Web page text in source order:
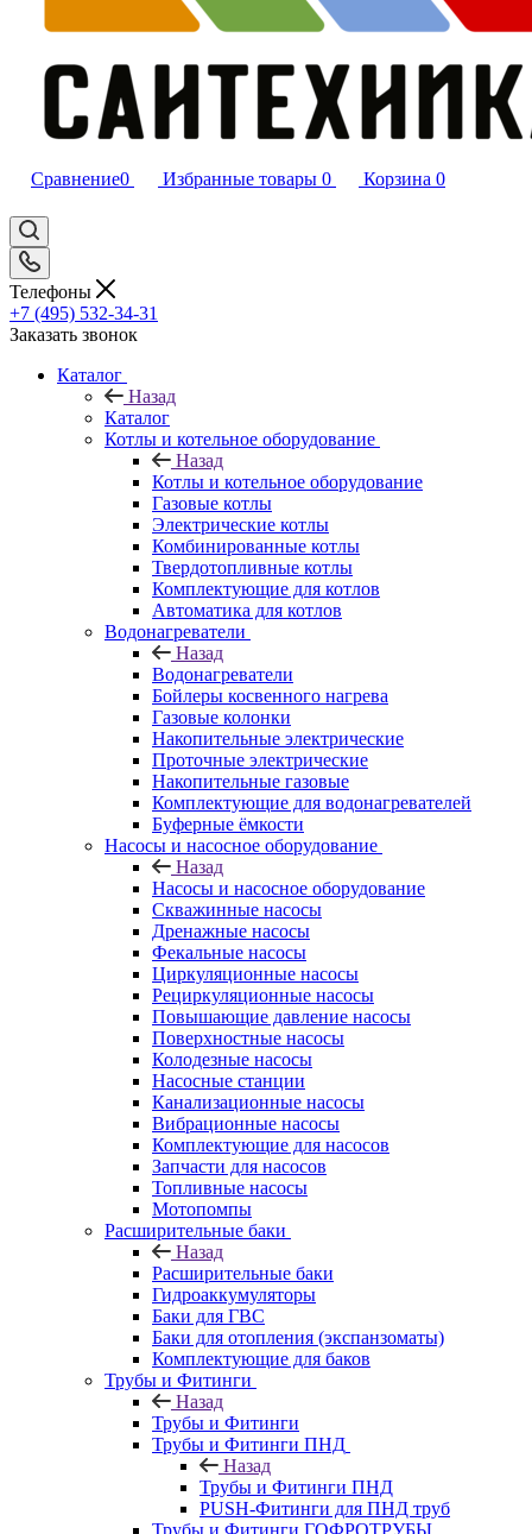
Сравнение0 Избранные товары 0 Корзина 0
Телефоны
+7 (495) 532‑34‑31
Заказать звонок
Каталог
Назад
Каталог
Котлы и котельное оборудование
Назад
Котлы и котельное оборудование
Газовые котлы
Электрические котлы
Комбинированные котлы
Твердотопливные котлы
Комплектующие для котлов
Автоматика для котлов
Водонагреватели
Назад
Водонагреватели
Бойлеры косвенного нагрева
Газовые колонки
Накопительные электрические
Проточные электрические
Накопительные газовые
Комплектующие для водонагревателей
Буферные ёмкости
Насосы и насосное оборудование
Назад
Насосы и насосное оборудование
Скважинные насосы
Дренажные насосы
Фекальные насосы
Циркуляционные насосы
Рециркуляционные насосы
Повышающие давление насосы
Поверхностные насосы
Колодезные насосы
Насосные станции
Канализационные насосы
Вибрационные насосы
Комплектующие для насосов
Запчасти для насосов
Топливные насосы
Мотопомпы
Расширительные баки
Назад
Расширительные баки
Гидроаккумуляторы
Баки для ГВС
Баки для отопления (экспанзоматы)
Комплектующие для баков
Трубы и Фитинги
Назад
Трубы и Фитинги
Трубы и Фитинги ПНД
Назад
Трубы и Фитинги ПНД
PUSH-Фитинги для ПНД труб
Трубы и Фитинги ГОФРОТРУБЫ